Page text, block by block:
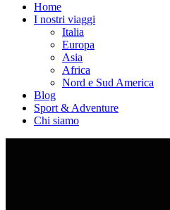
Home
I nostri viaggi
Italia
Europa
Asia
Africa
Nord e Sud America
Blog
Sport & Adventure
Chi siamo